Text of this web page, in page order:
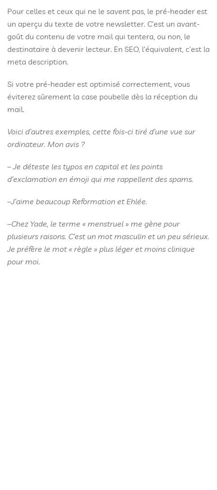
Pour celles et ceux qui ne le savent pas, le pré-header est
un aperçu du texte de votre newsletter. C’est un avant-
goût du contenu de votre mail qui tentera, ou non, le
destinataire à devenir lecteur. En SEO, l’équivalent, c’est la
meta description.
Si votre pré-header est optimisé correctement, vous
éviterez sûrement la case poubelle dès la réception du
mail.
Voici d’autres exemples, cette fois-ci tiré d’une vue sur
ordinateur. Mon avis ?
–Je déteste les typos en capital et les points
d’exclamation en émoji qui me rappellent des spams.
–J’aime beaucoup Reformation et Ehlée.
–Chez Yade, le terme « menstruel » me gène pour
plusieurs raisons. C’est un mot masculin et un peu sérieux.
Je préfère le mot « règle » plus léger et moins clinique
pour moi.